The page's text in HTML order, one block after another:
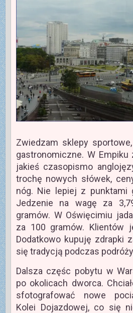
Zwiedzam sklepy
gastronomiczne. W Empiku
jakieś czasopismo
trochę nowych słówek,
nóg. Nie lepiej z punktami
Jedzenie na wagę za
gramów. W Oświęcimiu
za 100 gramów. Klientów
Dodatkowo kupuję zdrapki
się tradycją podczas
Dalsza częśc pobytu w
po okolicach dworca.
sfotografować nowe
Kolei Dojazdowej, co się